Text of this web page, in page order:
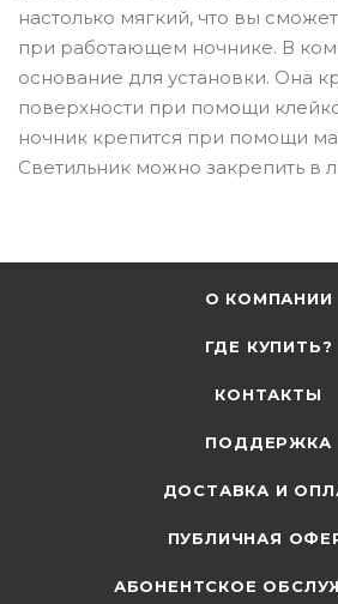
настолько мягкий, что вы
при работающем ночнике. В
основание для установки. Она
поверхности при помощи
ночник крепится при помощи
Светильник можно закрепить в
О КОМПАНИИ
ГДЕ КУПИТЬ?
КОНТАКТЫ
ПОДДЕРЖКА
ДОСТАВКА И
ПУБЛИЧНАЯ
АБОНЕНТСКОЕ